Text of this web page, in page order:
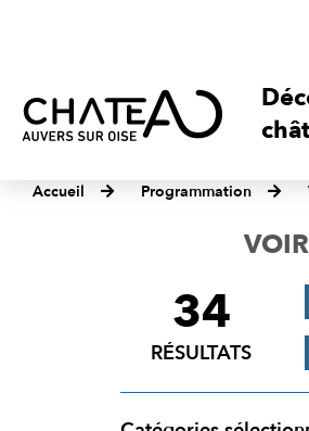
Accueil Programmation
FILTRER
RÉSULTATS
34
RÉSULTATS